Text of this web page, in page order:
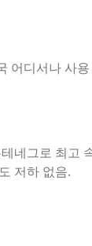
어디서나 사
네그로 최고
저하 없음.